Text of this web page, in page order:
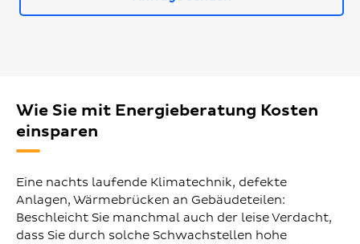
Wie Sie mit Energieberatung Kosten
einsparen
Eine nachts laufende Klimatechnik, defekte
Anlagen, Wärmebrücken an Gebäudeteilen:
Beschleicht Sie manchmal auch der leise Verdacht,
dass Sie durch solche Schwachstellen hohe